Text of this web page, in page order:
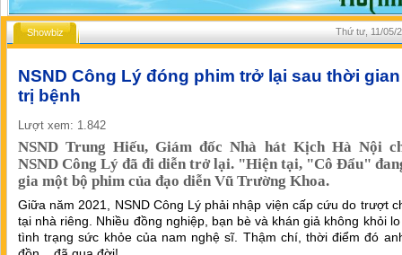
Showbiz Thứ tư, 11/05/
NSND Công Lý đóng phim trở lại sau thời
trị bệnh
Lượt xem: 1.842
NSND Trung Hiếu, Giám đốc Nhà hát Kịch Hà Nội
NSND Công Lý đã đi diễn trở lại. "Hiện tại, "Cô Đẩu"
gia một bộ phim của đạo diễn Vũ Trường Khoa.
Giữa năm 2021, NSND Công Lý phải nhập viện cấp cứu do trượt
tại nhà riêng. Nhiều đồng nghiệp, bạn bè và khán giả không khỏi
tình trạng sức khỏe của nam nghệ sĩ. Thậm chí, thời điểm đó